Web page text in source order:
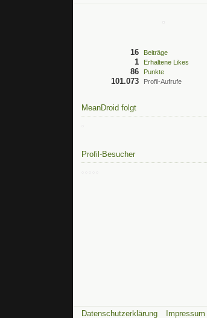
Beiträge
16
Erhaltene Likes
1
Punkte
86
Profil-Aufrufe
101.073
MeanDroid folgt
Profil-Besucher
Datenschutzerklärung Impressum